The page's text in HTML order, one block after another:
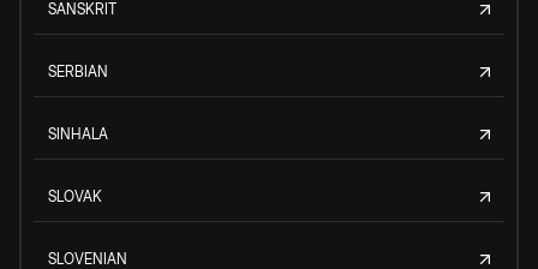
SANSKRIT
SERBIAN
SINHALA
SLOVAK
SLOVENIAN